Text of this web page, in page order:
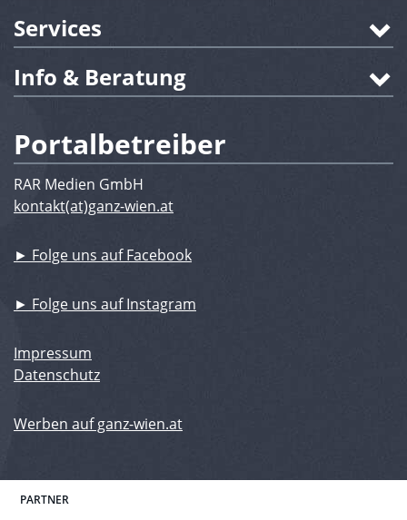
Services
Info & Beratung
Portalbetreiber
RAR Medien GmbH
kontakt(at)ganz-wien.at
► Folge uns auf Facebook
► Folge uns auf Instagram
Impressum
Datenschutz
Werben auf ganz-wien.at
PARTNER